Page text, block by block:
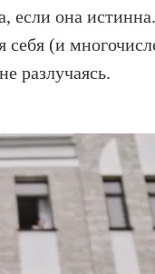
если она
себя (и
разлучаясь.